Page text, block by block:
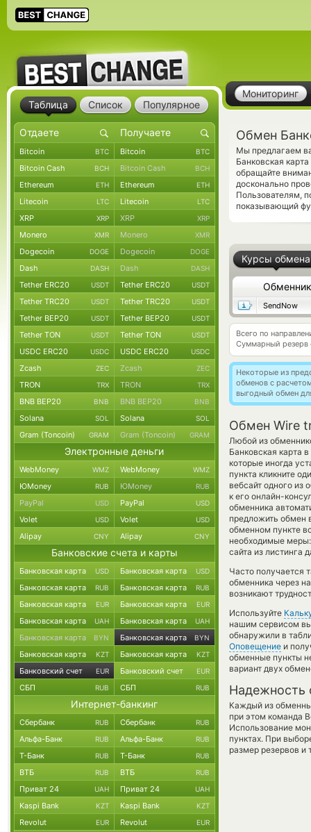
Мониторинг
Обмен
Мы предлагаем
Банковская
обращайте
досконально
Пользователям,
показывающий
Курсы обмена
Обменник
SendNow
Всего по
Суммарный резерв
Некоторые из
обменов с
выгодный обмен
Обмен Wire
Любой из
Банковская карта
которые иногда
пункта кликните
вебсайт одного
к его онлайн-
обменника
предложить обмен
обменном пункте
необходимые
сайта из листинга
Часто получается
обменника через
возникают
Используйте
нашим сервисом
обнаружили в
Оповещение и
обменные пункты
вариант двух
Надежность
Каждый из
при этом команда
Использование
пунктах. При
размер резервов и
Таблица Список Популярное
Bitcoin BTC Bitcoin BTC
Bitcoin Cash BCH Bitcoin Cash BCH
Ethereum ETH Ethereum ETH
Litecoin LTC Litecoin LTC
XRP XRP XRP XRP
Monero XMR Monero XMR
Dogecoin DOGE Dogecoin DOGE
Dash DASH Dash DASH
Tether ERC20 USDT Tether ERC20 USDT
Tether TRC20 USDT Tether TRC20 USDT
Tether BEP20 USDT Tether BEP20 USDT
Tether TON USDT Tether TON USDT
USDC ERC20 USDC USDC ERC20 USDC
Zcash ZEC Zcash ZEC
TRON TRX TRON TRX
BNB BEP20 BNB BNB BEP20 BNB
Solana SOL Solana SOL
Gram (Toncoin) GRAM Gram (Toncoin) GRAM
Электронные деньги
WebMoney WMZ WebMoney WMZ
ЮMoney RUB ЮMoney RUB
PayPal USD PayPal USD
Volet USD Volet USD
Alipay CNY Alipay CNY
Банковские счета и карты
Банковская карта USD Банковская карта USD
Банковская карта RUB Банковская карта RUB
Банковская карта EUR Банковская карта EUR
Банковская карта UAH Банковская карта UAH
Банковская карта BYN Банковская карта BYN
Банковская карта KZT Банковская карта KZT
Банковский счет EUR Банковский счет EUR
СБП RUB СБП RUB
Интернет-банкинг
Сбербанк RUB Сбербанк RUB
Альфа-Банк RUB Альфа-Банк RUB
Т-Банк RUB Т-Банк RUB
ВТБ RUB ВТБ RUB
Приват 24 UAH Приват 24 UAH
Kaspi Bank KZT Kaspi Bank KZT
Revolut EUR Revolut EUR